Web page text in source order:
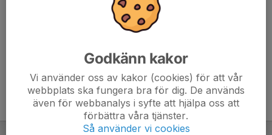
Godkänn kakor
Vi använder oss av kakor (cookies) för att vår
webbplats ska fungera bra för dig. De används
även för webbanalys i syfte att hjälpa oss att
förbättra våra tjänster.
Så använder vi cookies